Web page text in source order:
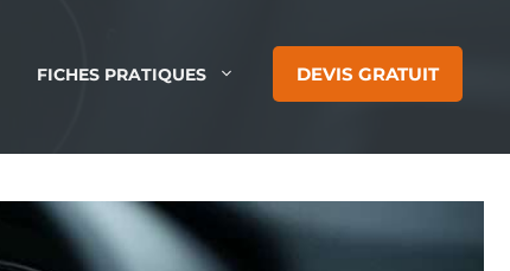
FICHES PRATIQUES DEVIS GRATUIT